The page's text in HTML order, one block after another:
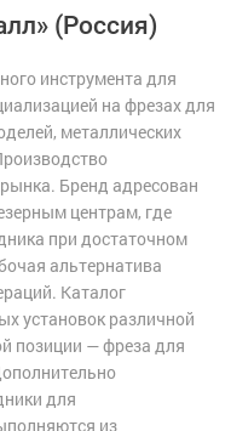
(Россия)
инструмента для
на фрезах для
металлических
Бренд адресован
центрам, где
при достаточном
альтернатива
Каталог
установок различной
позиции — фреза для
для
из